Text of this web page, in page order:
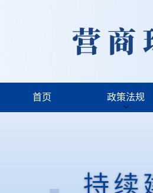
首页 政策法规